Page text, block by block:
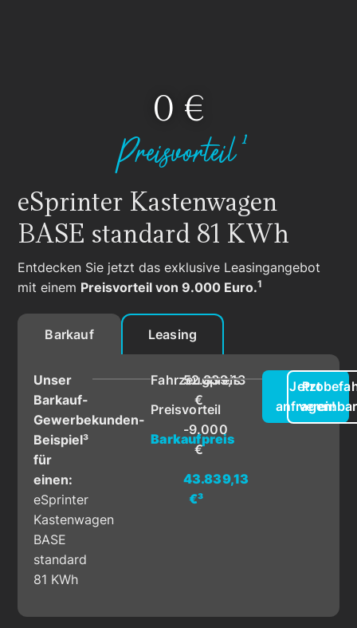
eSprinter Kastenwagen
BASE standard 81 KWh
Entdecken Sie jetzt das exklusive Leasingangebot
mit einem Preisvorteil von 9.000 Euro.1
Barkauf Leasing
Unser
Barkauf-
Gewerbekunden-
Beispiel³
für
einen:
eSprinter
Kastenwagen
BASE
standard
81 KWh
Fahrzeugpreis
Preisvorteil
Barkaufpreis
52.839,13
€
-9.000
€
43.839,13
€³
Jetzt
anfragen!
Preisvorteil¹
0 €